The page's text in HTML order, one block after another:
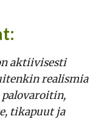
aktiivisesti
realismia
tikapuut ja